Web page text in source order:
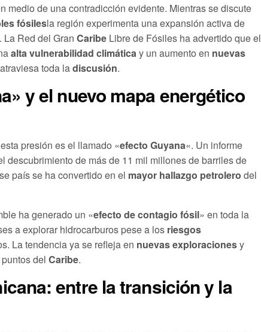
medio de una contradicción evidente. Mientras se discute
fósilesla región experimenta una expansión activa de
La Red del GranCaribe Libre de Fósiles ha advertido que el
alta vulnerabilidad climáticay un aumento en nuevas
toda ladiscusión.
y el nuevo mapa energético
presión es el llamado «efecto Guyana«. Un informe
descubrimiento de más de 11 mil millones de barriles de
país se ha convertido en el mayor hallazgo petrolero del
ha generado un «efecto de contagio fósil» en toda la
a explorar hidrocarburos pese a los riesgos
La tendencia ya se refleja en nuevas exploracionesy
puntos delCaribe.
entre la transición y la